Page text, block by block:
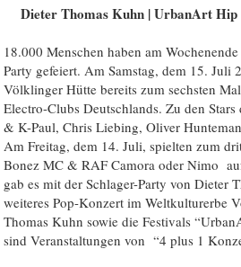
Dieter Thomas Kuhn | UrbanArt Hip
18.000 Menschen haben am
Party gefeiert. Am Samstag, dem 15. Juli
Völklinger Hütte bereits zum sechsten
Electro-Clubs Deutschlands. Zu den
& K-Paul, Chris Liebing, Oliver
Am Freitag, dem 14. Juli, spielten zum
Bonez MC & RAF Camora oder Nimo
gab es mit der Schlager-Party von Dieter
weiteres Pop-Konzert im Weltkulturerbe
Thomas Kuhn sowie die Festivals
sind Veranstaltungen von “4 plus 1